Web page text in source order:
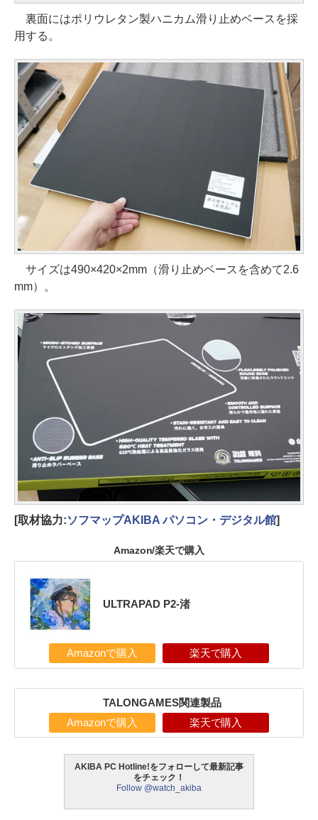
裏面にはポリウレタン製ハニカム滑り止めベースを採
用する。
サイズは490×420×2mm（滑り止めベースを含めて2.6
mm）。
[取材協力:ソフマップAKIBA パソコン・デジタル館]
Amazon/楽天で購入
ULTRAPAD P2-渚
Amazonで購入 楽天で購入
TALONGAMES関連製品
Amazonで購入 楽天で購入
AKIBA PC Hotline!をフォローして最新記事
をチェック！
Follow @watch_akiba